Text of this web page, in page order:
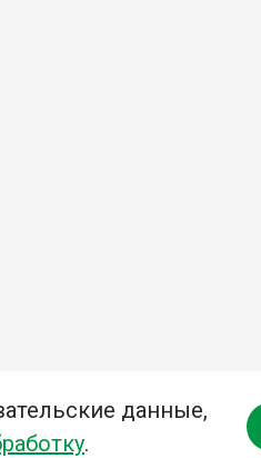
данные,
.